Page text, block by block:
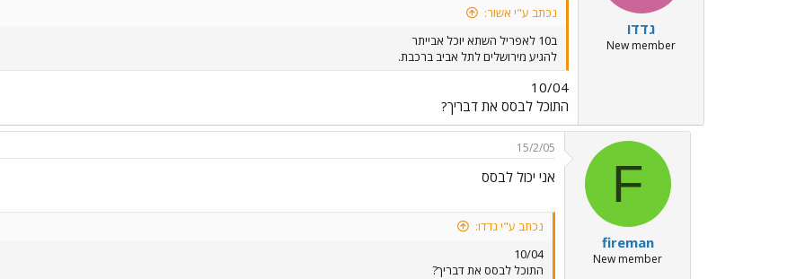
גדדו
New member
נכתב ע"י אשור:
ב10 לאפריל השתא יוכל אבייתר
להגיע מירושלים לתל אביב ברכבת.
10/04
התוכל לבסס את דבריך?
F
fireman
New member
15/2/05
אני יכול לבסס
נכתב ע"י גדדו:
10/04
התוכל לבסס את דבריך?